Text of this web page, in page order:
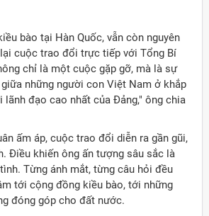
bào tại Hàn Quốc, vẫn còn nguyên
cuộc trao đổi trực tiếp với Tổng Bí
chỉ là một cuộc gặp gỡ, mà là sự
những người con Việt Nam ở khắp
lãnh đạo cao nhất của Đảng," ông chia
ấm áp, cuộc trao đổi diễn ra gần gũi,
Điều khiến ông ấn tượng sâu sắc là
Từng ánh mắt, từng câu hỏi đều
tới cộng đồng kiều bào, tới những
đóng góp cho đất nước.